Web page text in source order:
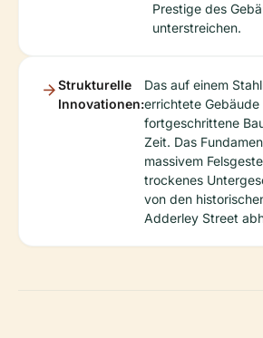
Prestige des
unterstreichen.
Strukturelle
Innovationen:
Das auf einem
errichtete
fortgeschrittene
Zeit. Das
massivem
trockenes
von den
Adderley Street